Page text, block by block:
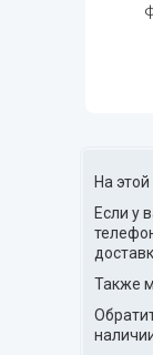
На
Если у
Также